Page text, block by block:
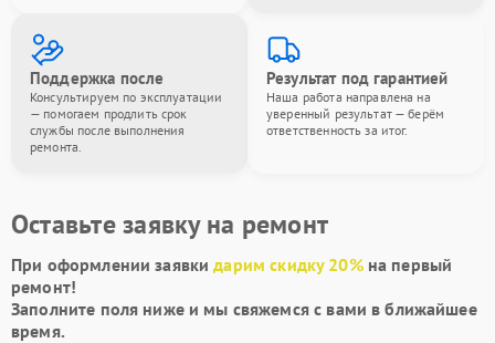
Поддержка после
Консультируем по эксплуатации
— помогаем продлить срок
службы после выполнения
ремонта.
Результат под гарантией
Наша работа направлена на
уверенный результат — берём
ответственность за итог.
Оставьте заявку на ремонт
При оформлении заявкидарим скидку 20%на первый
ремонт!
Заполните поля ниже и мы свяжемся с вами в ближайшее
время.